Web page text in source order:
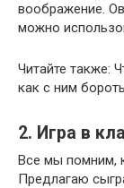
воображение.
можно
Читайте также:
как с ним
2. Игра в
Все мы помним,
Предлагаю